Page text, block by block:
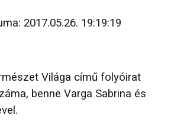
2017.05.26. 19:19:19
Világa című folyóirat
benne Varga Sabrina és